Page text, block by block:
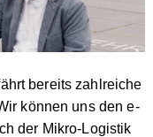
bereits zahlreiche
können uns den e-
der Mikro-Logistik